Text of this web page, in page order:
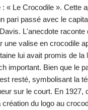
« Le Crocodile ». Cette
pari passé avec le
L'anecdote raconte
une valise en crocodile
lui avait promis de la
important. Bien que le
resté, symbolisant la
sur le court. En 1927,
du logo au